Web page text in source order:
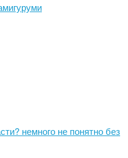
немного не понятно без